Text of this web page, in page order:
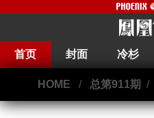
首页 封面 冷杉
HOME / 总第911期 /